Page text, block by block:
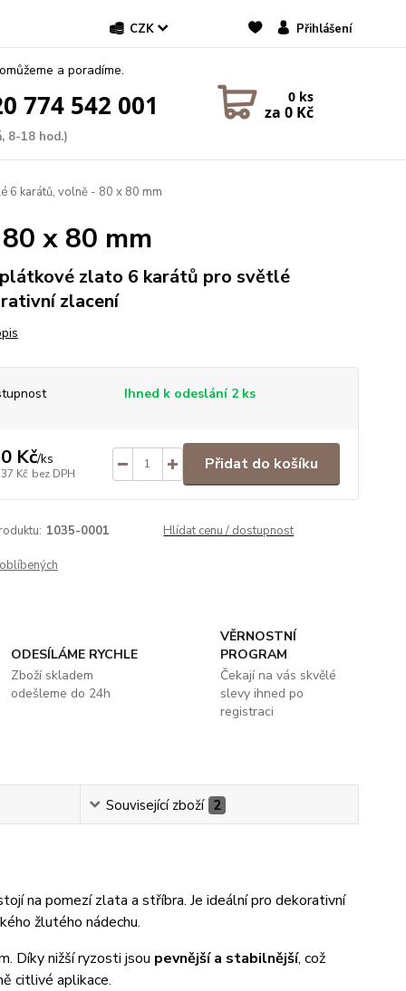
CZK Přihlášení
a poradíme.
774 542 001
8-18 hod.)
0 ks
za 0 Kč
6 karátů, volně - 80 x 80 mm
x 80 mm
zlato 6 karátů pro světlé
zlacení
Ihned k odeslání 2 ks
Kč/ks
Kč bez DPH
Přidat do košíku
1035-0001 Hlídat cenu / dostupnost
ODESÍLÁME RYCHLE
Zboží skladem
odešleme do 24h
VĚRNOSTNÍ
PROGRAM
Čekají na vás skvělé
slevy ihned po
registraci
Související zboží 2
na pomezí zlata a stříbra. Je ideální pro dekorativní
žlutého nádechu.
Díky nižší ryzosti jsou pevnější a stabilnější, což
citlivé aplikace.